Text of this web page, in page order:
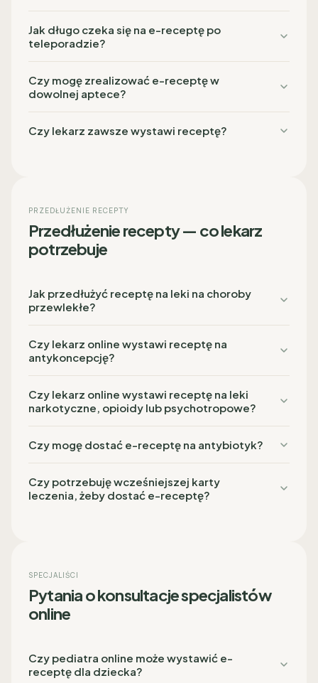
Jak długo czeka się na e-receptę po
teleporadzie?
Czy mogę zrealizować e-receptę w
dowolnej aptece?
Czy lekarz zawsze wystawi receptę?
PRZEDŁUŻENIE RECEPTY
Przedłużenie recepty — co lekarz
potrzebuje
Jak przedłużyć receptę na leki na choroby
przewlekłe?
Czy lekarz online wystawi receptę na
antykoncepcję?
Czy lekarz online wystawi receptę na leki
narkotyczne, opioidy lub psychotropowe?
Czy mogę dostać e-receptę na antybiotyk?
Czy potrzebuję wcześniejszej karty
leczenia, żeby dostać e-receptę?
SPECJALIŚCI
Pytania o konsultacje specjalistów
online
Czy pediatra online może wystawić e-
receptę dla dziecka?